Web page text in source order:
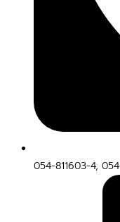
054-811603-4,